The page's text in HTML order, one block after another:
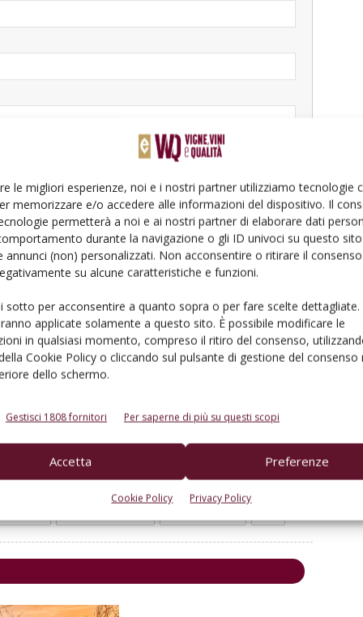
le migliori esperienze, noi e i nostri partner utilizziamo tecnologie
memorizzare e/o accedere alle informazioni del dispositivo. Il
permetterà a noi e ai nostri partner di elaborare dati
durante la navigazione o gli ID univoci su questo
annunci (non) personalizzati. Non acconsentire o ritirare il
su alcune caratteristiche e funzioni.
sotto per acconsentire a quanto sopra o per fare scelte dettagliate.
applicate solamente a questo sito. È possibile modificare le
in qualsiasi momento, compreso il ritiro del consenso,
Cookie Policy o cliccando sul pulsante di gestione del consenso
dello schermo.
Gestisci 1808 fornitori Per saperne di più su questi scopi
Accetta Preferenze
Cookie Policy Privacy Policy
privacy*